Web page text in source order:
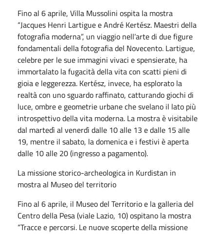
Fino al 6 aprile, Villa Mussolini ospita la mostra
“Jacques Henri Lartigue e André Kertész. Maestri della
fotografia moderna”, un viaggio nell’arte di due figure
fondamentali della fotografia del Novecento. Lartigue,
celebre per le sue immagini vivaci e spensierate, ha
immortalato la fugacità della vita con scatti pieni di
gioia e leggerezza. Kertész, invece, ha esplorato la
realtà con uno sguardo raffinato, catturando giochi di
luce, ombre e geometrie urbane che svelano il lato più
introspettivo della vita moderna. La mostra è visitabile
dal martedì al venerdì dalle 10 alle 13 e dalle 15 alle
19, mentre il sabato, la domenica e i festivi è aperta
dalle 10 alle 20 (ingresso a pagamento).
La missione storico-archeologica in Kurdistan in
mostra al Museo del territorio
Fino al 6 aprile, il Museo del Territorio e la galleria del
Centro della Pesa (viale Lazio, 10) ospitano la mostra
“Tracce e percorsi. Le nuove scoperte della missione